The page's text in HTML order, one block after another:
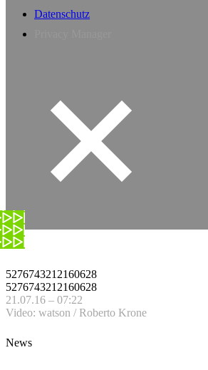
Datenschutz
5276743212160628
5276743212160628
21.07.16 – 07:22
Video: watson / Roberto Krone
News